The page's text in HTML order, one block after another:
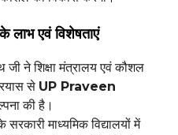
लाभ एवं विशेषताएं
जी ने शिक्षा मंत्रालय एवं कौशल
से UP Praveen
की है।
माध्यमिक विद्यालयों में